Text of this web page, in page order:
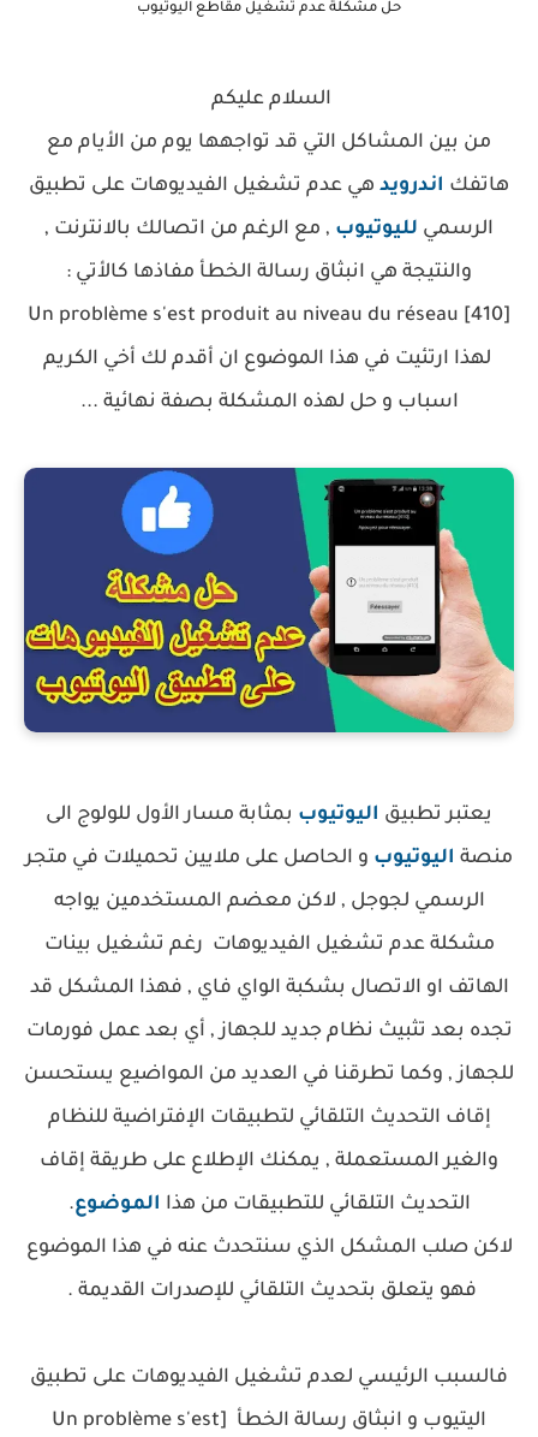
حل مشكلة عدم تشغيل مقاطع اليوتيوب
السلام عليكم
من بين المشاكل التي قد تواجهها يوم من الأيام مع
هاتفك اندرويد هي عدم تشغيل الفيديوهات على تطبيق
الرسمي لليوتيوب , مع الرغم من اتصالك بالانترنت ,
والنتيجة هي انبثاق رسالة الخطأ مفاذها كالأتي :
[Un problème s'est produit au niveau du réseau [410
لهذا ارتئيت في هذا الموضوع ان أقدم لك أخي الكريم
اسباب و حل لهذه المشكلة بصفة نهائية ...
يعتبر تطبيق اليوتيوب بمثابة مسار الأول للولوج الى
منصة اليوتيوب و الحاصل على ملايين تحميلات في متجر
الرسمي لجوجل , لاكن معضم المستخدمين يواجه
مشكلة عدم تشغيل الفيديوهات رغم تشغيل بينات
الهاتف او الاتصال بشكبة الواي فاي , فهذا المشكل قد
تجده بعد تثبيث نظام جديد للجهاز , أي بعد عمل فورمات
للجهاز , وكما تطرقنا في العديد من المواضيع يستحسن
إقاف التحديث التلقائي لتطبيقات الإفتراضية للنظام
والغير المستعملة , يمكنك الإطلاع على طريقة إقاف
التحديث التلقائي للتطبيقات من هذا الموضوع.
لاكن صلب المشكل الذي سنتحدث عنه في هذا الموضوع
فهو يتعلق بتحديث التلقائي للإصدرات القديمة .
فالسبب الرئيسي لعدم تشغيل الفيديوهات على تطبيق
اليتيوب و انبثاق رسالة الخطأ
[Un problème s'est